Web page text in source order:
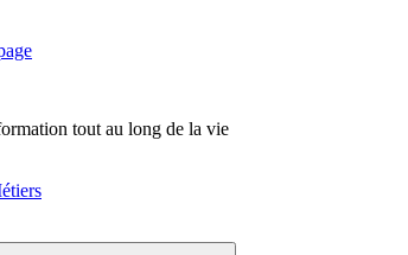
tout au long de la vie